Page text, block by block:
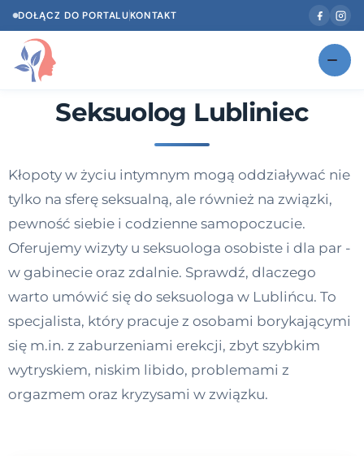
DOŁĄCZ DO PORTALUKONTAKT
Znajdź swojego specjalistę NOWOŚĆ
Według specjalizacji
Diagnozy psychologiczne
Testy psychologiczne
Dawka wiedzy
Dla specjalistów
Kontakt
Seksuolog Lubliniec
Kłopoty w życiu intymnym mogą oddziaływać nie
tylko na sferę seksualną, ale również na związki,
pewność siebie i codzienne samopoczucie.
Oferujemy wizyty u seksuologa osobiste i dla par -
w gabinecie oraz zdalnie. Sprawdź, dlaczego
warto umówić się do seksuologa w Lublińcu. To
specjalista, który pracuje z osobami borykającymi
się m.in. z zaburzeniami erekcji, zbyt szybkim
wytryskiem, niskim libido, problemami z
orgazmem oraz kryzysami w związku.